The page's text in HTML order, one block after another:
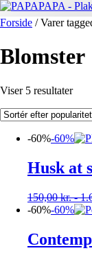
Forside / Varer
Blomster
Viser 5 resultater
-60%-60%
Husk at
150,00kr.-
-60%-60%